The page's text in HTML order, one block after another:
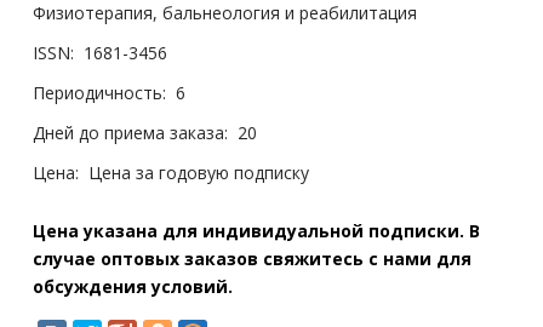
Физиотерапия, бальнеология и реабилитация
ISSN: 1681-3456
Периодичность: 6
Дней до приема заказа: 20
Цена: Цена за годовую подписку
Цена указана для индивидуальной подписки. В
случае оптовых заказов свяжитесь с нами для
обсуждения условий.